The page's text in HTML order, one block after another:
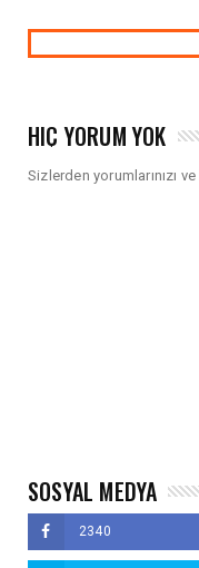
HIÇ YORUM YOK
Sizlerden yorumlarınızı
SOSYAL MEDYA
2340